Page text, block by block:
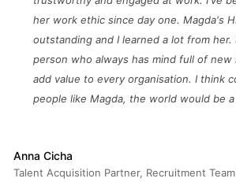
her work ethic since day one. Magda's
outstanding and I learned a lot from her.
person who always has mind full of new
add value to every organisation. I think
people like Magda, the world would be
Anna Cicha
Talent Acquisition Partner, Recruitment